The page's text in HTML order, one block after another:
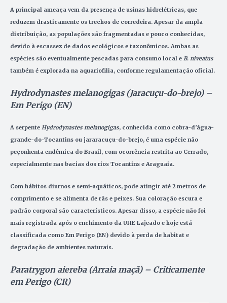
A principal ameaça vem da presença de usinas hidrelétricas, que
reduzem drasticamente os trechos de corredeira. Apesar da ampla
distribuição, as populações são fragmentadas e pouco conhecidas,
devido à escassez de dados ecológicos e taxonômicos. Ambas as
espécies são eventualmente pescadas para consumo local e B. niveatus
também é explorada na aquariofilia, conforme regulamentação oficial.
Hydrodynastes melanogigas (Jaracuçu-do-brejo) –
Em Perigo (EN)
A serpente Hydrodynastes melanogigas, conhecida como cobra-d’água-
grande-do-Tocantins ou jararacuçu-do-brejo, é uma espécie não
peçonhenta endêmica do Brasil, com ocorrência restrita ao Cerrado,
especialmente nas bacias dos rios Tocantins e Araguaia.
Com hábitos diurnos e semi-aquáticos, pode atingir até 2 metros de
comprimento e se alimenta de rãs e peixes. Sua coloração escura e
padrão corporal são característicos. Apesar disso, a espécie não foi
mais registrada após o enchimento da UHE Lajeado e hoje está
classificada como Em Perigo (EN) devido à perda de habitat e
degradação de ambientes naturais.
Paratrygon aiereba (Arraia maçã) – Criticamente
em Perigo (CR)